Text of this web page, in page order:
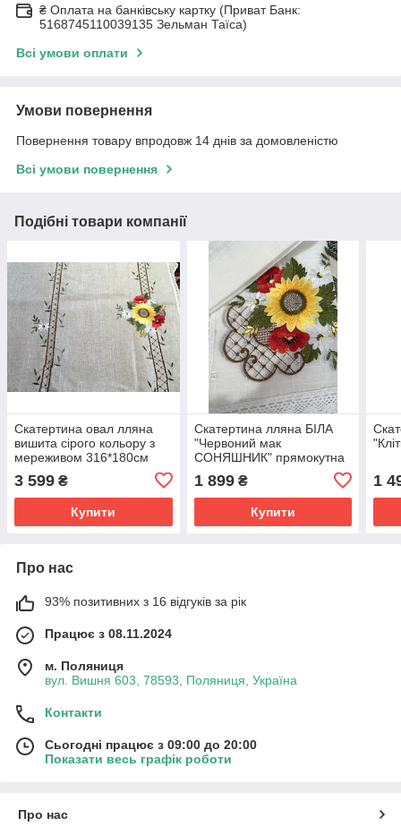
₴ Оплата на банківську картку (Приват Банк:
5168745110039135 Зельман Таїса)
Всі умови оплати
Умови повернення
Повернення товару впродовж 14 днів за домовленістю
Всі умови повернення
Подібні товари компанії
Скатертина овал лляна
вишита сірого кольору з
мереживом 316*180см
3 599 ₴
Купити
Скатертина лляна БІЛА
"Червоний мак
СОНЯШНИК" прямокутна
машинна вишивка гладдю
160110 см
1 899₴
Купити
1
Про нас
93% позитивних з 16 відгуків за рік
Працює з 08.11.2024
м. Поляниця
вул. Вишня 603, 78593, Поляниця, Україна
Контакти
Сьогодні працює з 09:00 до 20:00
Показати весь графік роботи
Про нас